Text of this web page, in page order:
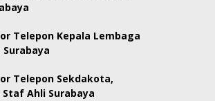
Telepon Kepala Lembaga
Telepon Sekdakota,
Ahli Surabaya